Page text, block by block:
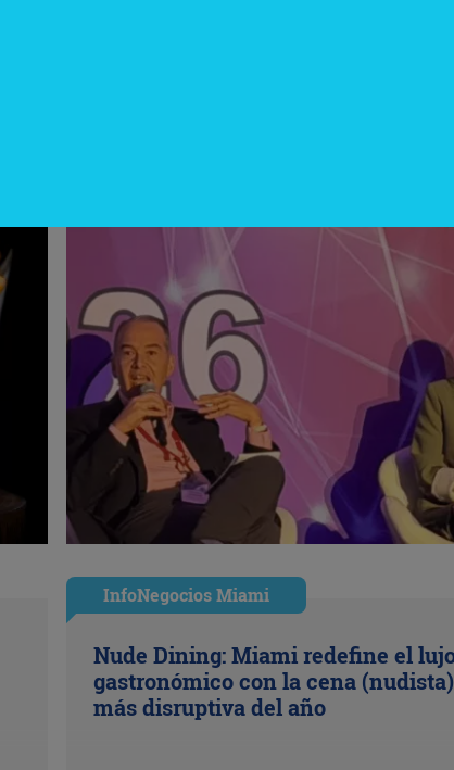
InfoNegocios Miami
Nude Dining: Miami redefine el
gastronómico con la cena (nudista)
más disruptiva del año